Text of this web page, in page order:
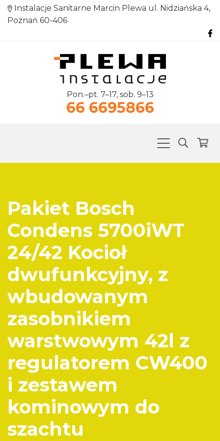
Instalacje Sanitarne Marcin Plewa ul. Nidziańska 4,
Poznań 60-406
Pon.–pt. 7–17, sob. 9–13
66 6695866
Pakiet Bosch
Condens 5700iWT
24/42 Kocioł
dwufunkcyjny, z
wbudowanym
zasobnikiem
warstwowym 42l z
regulatorem CW400
i zestawem
kominowym do
szachtu